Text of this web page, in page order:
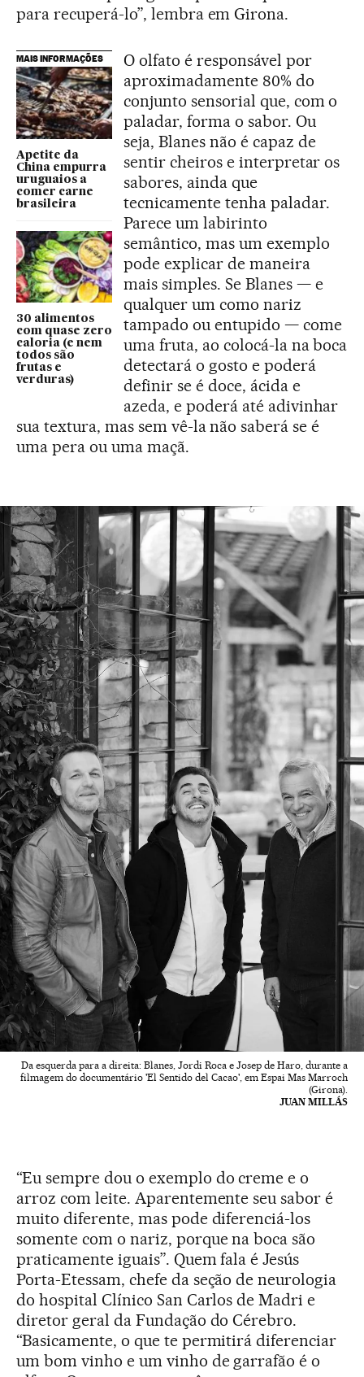
para recuperá-lo”, lembra em Girona.
MAIS INFORMAÇÕES
Apetite da
China empurra
uruguaios a
comer carne
brasileira
30 alimentos
com quase zero
caloria (e nem
todos são
frutas e
verduras)
O olfato é responsável por
aproximadamente 80% do
conjunto sensorial que, com o
paladar, forma o sabor. Ou
seja, Blanes não é capaz de
sentir cheiros e interpretar os
sabores, ainda que
tecnicamente tenha paladar.
Parece um labirinto
semântico, mas um exemplo
pode explicar de maneira
mais simples. Se Blanes — e
qualquer um como nariz
tampado ou entupido — come
uma fruta, ao colocá-la na boca
detectará o gosto e poderá
definir se é doce, ácida e
azeda, e poderá até adivinhar
sua textura, mas sem vê-la não saberá se é
uma pera ou uma maçã.
Da esquerda para a direita: Blanes, Jordi Roca e Josep de Haro, durante a
filmagem do documentário 'El Sentido del Cacao', em Espai Mas Marroch
(Girona).
JUAN MILLÁS
“Eu sempre dou o exemplo do creme e o
arroz com leite. Aparentemente seu sabor é
muito diferente, mas pode diferenciá-los
somente com o nariz, porque na boca são
praticamente iguais”. Quem fala é Jesús
Porta-Etessam, chefe da seção de neurologia
do hospital Clínico San Carlos de Madri e
diretor geral da Fundação do Cérebro.
“Basicamente, o que te permitirá diferenciar
um bom vinho e um vinho de garrafão é o